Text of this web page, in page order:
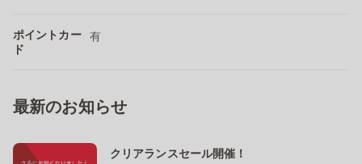
ポイントカー
ド
有
最新のお知らせ
クリアランスセール開催！